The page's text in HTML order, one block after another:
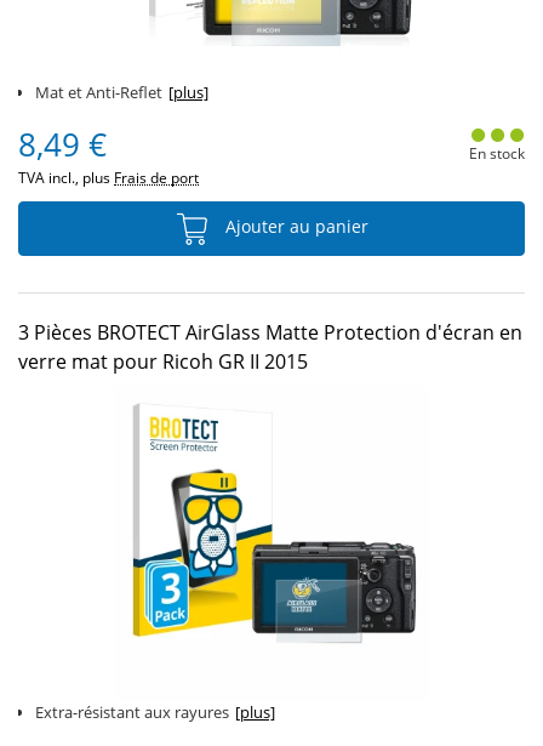
Mat et Anti-Reflet [plus]
8,49 €
TVA incl., plus Frais de port
En stock
Ajouter au panier
3 Pièces BROTECT AirGlass Matte Protection d'écran en
verre mat pour Ricoh GR II 2015
Extra-résistant aux rayures [plus]